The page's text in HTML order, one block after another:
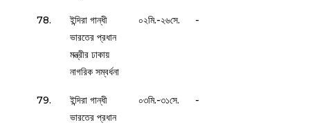
78.
ইন্দিরা গান্ধী
ভারতের প্রধান
মন্ত্রীর ঢাকায়
নাগরিক সম্বর্ধনা
০২মি.-২৬সে. -
79.
ইন্দিরা গান্ধী
ভারতের প্রধান
০৩মি.-৩১সে. -